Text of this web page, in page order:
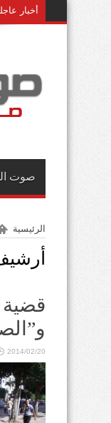
أخبار
صوت
الرئيسية
قضية
2014/02/20